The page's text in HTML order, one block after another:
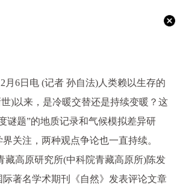
月6日电 (记者 孙自法)人类赖以生存的
)以来，是冷暖交替还是持续变暖？这
谜题”的地质记录和气候模拟差异研
关注，两种观点争论也一直持续。
高原研究所(中科院青藏高原所)陈发
际著名学术期刊《自然》发表评论文章